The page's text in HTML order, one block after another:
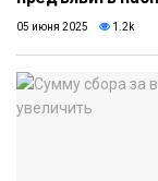
05 июня 2025 1.2k